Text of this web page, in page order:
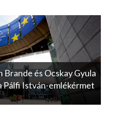
Brande és Ocskay Gyula
Pálfi István-emlékérmet